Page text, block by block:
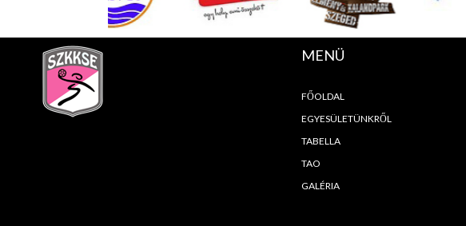
MENÜ
FŐOLDAL
EGYESÜLETÜNKRŐL
TABELLA
TAO
GALÉRIA